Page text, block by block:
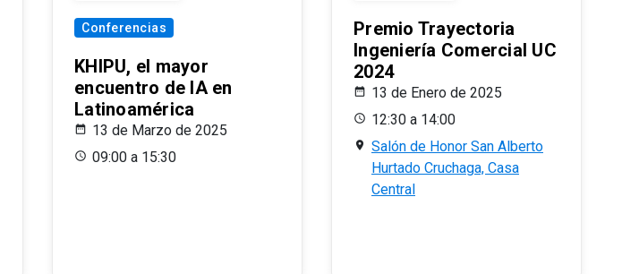
Conferencias
KHIPU, el mayor
encuentro de IA en
Latinoamérica
13 de Marzo de 2025
09:00 a 15:30
Premio Trayectoria
Ingeniería Comercial UC
2024
13 de Enero de 2025
12:30 a 14:00
Salón de Honor San Alberto
Hurtado Cruchaga, Casa
Central